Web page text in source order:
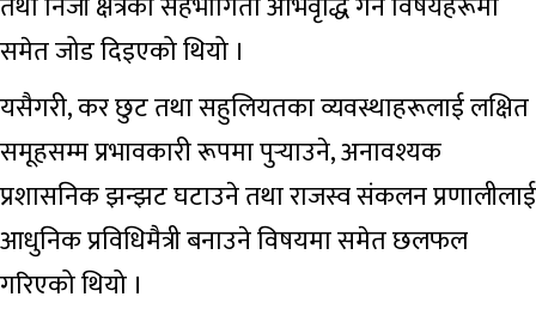
समेत जोड दिइएको थियो ।
यसैगरी, कर छुट तथा सहुलियतका व्यवस्थाहरूलाई लक्षित
समूहसम्म प्रभावकारी रूपमा पुर्‍याउने, अनावश्यक
प्रशासनिक झन्झट घटाउने तथा राजस्व संकलन प्रणालीलाई
आधुनिक प्रविधिमैत्री बनाउने विषयमा समेत छलफल
गरिएको थियो ।